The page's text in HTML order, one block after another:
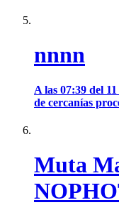
nnnn
A las 07:39 del
de cercanías
Muta